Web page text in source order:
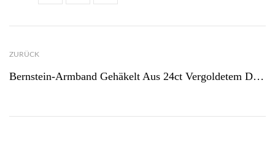
ZURÜCK
Bernstein-Armband Gehäkelt Aus 24ct Vergoldetem Draht Mit Magnetverschluss – AR504_1